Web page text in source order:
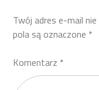
Twój adres e-mail
pola są oznaczone *
Komentarz *